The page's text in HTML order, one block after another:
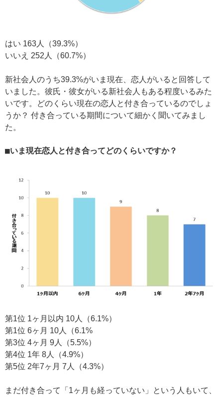
はい 163人（39.3%）
いいえ 252人（60.7%）
新社会人のうち39.3%がいま現在、恋人がいると回答して
いました。彼氏・彼女がいる新社会人もある程度いるみた
いです。どのくらい現在の恋人と付き合っているのでしょ
うか？ 付き合っている期間について細かく聞いてみまし
た。
■いま現在恋人と付き合ってどのくらいですか？
第1位 1ヶ月以内 10人（6.1%）
第1位 6ヶ月 10人（6.1%
第3位 4ヶ月 9人（5.5%）
第4位 1年 8人（4.9%）
第5位 2年7ヶ月 7人（4.3%）
まだ付き合って「1ヶ月も経っていない」という人もいて、